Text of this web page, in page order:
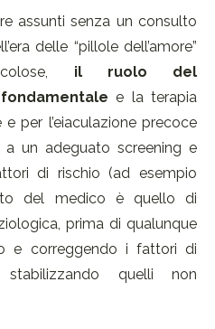
assunti senza un consulto
delle “pillole dell’amore”
il ruolo del
e la terapia
per l’eiaculazione precoce
a un adeguato screening e
di rischio (ad esempio
del medico è quello di
prima di qualunque
e correggendo i fattori di
quelli non